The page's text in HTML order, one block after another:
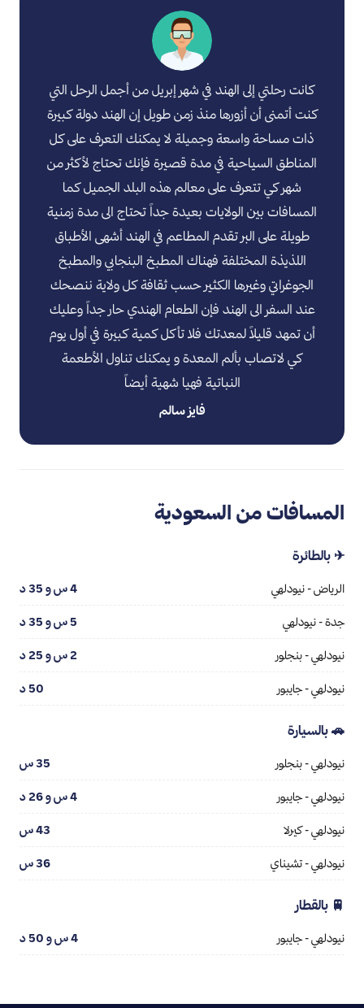
كانت رحلتي إلى الهند في شهر إبريل من أجمل الرحل التي
كنت أتمنى أن أزورها منذ زمن طويل إن الهند دولة كبيرة
ذات مساحة واسعة وجميلة لا يمكنك التعرف على كل
المناطق السياحية في مدة قصيرة فإنك تحتاج لأكثر من
شهر كي تتعرف على معالم هذه البلد الجميل كما
المسافات بين الولايات بعيدة جداً تحتاج الى مدة زمنية
طويلة على البر تقدم المطاعم في الهند أشهى الأطباق
اللذيذة المختلفة فهناك المطبخ البنجابي والمطبخ
الجوغراتي وغيرها الكثير حسب ثقافة كل ولاية ننصحك
عند السفر الى الهند فإن الطعام الهندي حار جداً وعليك
أن تمهد قليلاً لمعدتك فلا تأكل كمية كبيرة في أول يوم
كي لاتصاب بألم المعدة و يمكنك تناول الأطعمة
النباتية فهيا شهية أيضاً
فايز سالم
المسافات من السعودية
✈ بالطائرة
الرياض - نيودلهي 4 س و 35 د
جدة - نيودلهي 5 س و 35 د
نيودلهي - بنجلور 2 س و 25 د
نيودلهي - جايبور 50 د
🚗 بالسيارة
نيودلهي - بنجلور 35 س
نيودلهي - جايبور 4 س و 26 د
نيودلهي - كيرلا 43 س
نيودلهي - تشيناي 36 س
🚆 بالقطار
نيودلهي - جايبور 4 س و 50 د